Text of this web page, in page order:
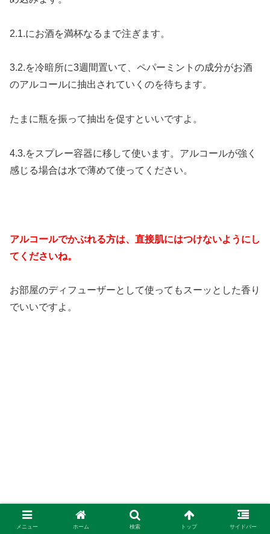
2.1.にお酒を満杯なるまで注ぎます。
3.2.を冷暗所に3週間置いて、ペパーミントの成分がお酒
のアルコールに抽出されていくのを待ちます。
たまに瓶を振って抽出を促すといいですよ。
4.3.をスプレー容器に移して使います。アルコールが強く
感じる場合は水で薄めて使ってください。
アルコールでかぶれる方は、直接肌にはつけないようにし
てくださいね。
お部屋のディフューザーとして使ってもスーッとした香り
でいいですよ。
メニュー ホーム 検索 トップ サイドバー